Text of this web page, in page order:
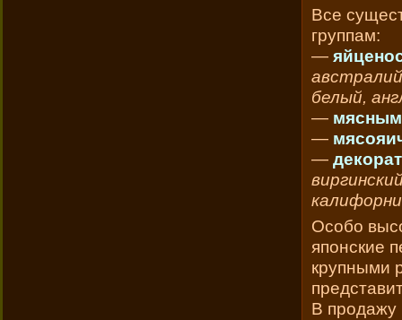
Все
группам:
—
белый,
— мясным
—
—
Особо
японские
крупными
В продажу